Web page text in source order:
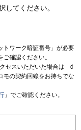
してください。
トワーク暗証番号」が必要
ご確認ください。
セスいただいた場合は「d
モの契約回線をお持ちでな
」でご確認ください。